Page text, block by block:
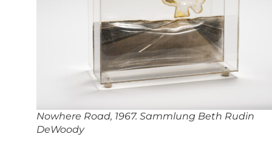
Nowhere Road, 1967. Sammlung Beth Rudin
DeWoody